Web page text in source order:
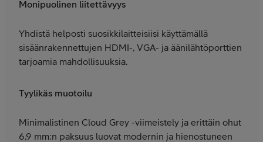
Monipuolinen liitettävyys
Yhdistä helposti suosikkilaitteisiisi käyttämällä
sisäänrakennettujen HDMI-, VGA- ja äänilähtöporttien
tarjoamia mahdollisuuksia.
Tyylikäs muotoilu
Minimalistinen Cloud Grey -viimeistely ja erittäin ohut
6,9 mm:n paksuus luovat modernin ja hienostuneen